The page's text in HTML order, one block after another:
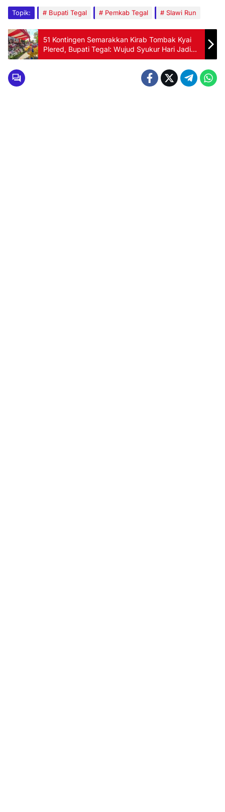
Topik: Bupati Tegal Pemkab Tegal Slawi Run
51 Kontingen Semarakkan Kirab Tombak Kyai
Plered, Bupati Tegal: Wujud Syukur Hari Jadi
ke-425